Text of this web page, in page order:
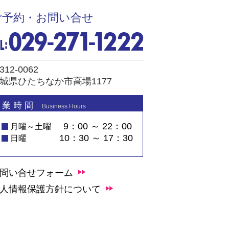
予約・お問い合せ
0062
県ひたちなか市高場1177
業 時 間 Business Hours
月曜～土曜 9：00 ～ 22：00
日曜 10：30 ～ 17：30
い合せフォーム
情報保護方針について